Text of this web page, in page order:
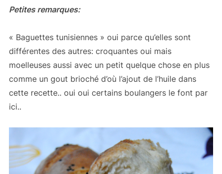
Petites remarques:
« Baguettes tunisiennes » oui parce qu’elles sont
différentes des autres: croquantes oui mais
moelleuses aussi avec un petit quelque chose en plus
comme un gout brioché d’où l’ajout de l’huile dans
cette recette.. oui oui certains boulangers le font par
ici..